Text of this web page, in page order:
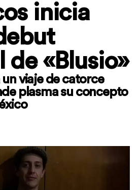
inicia
de «Blusio»
un viaje de catorce
plasma su concepto